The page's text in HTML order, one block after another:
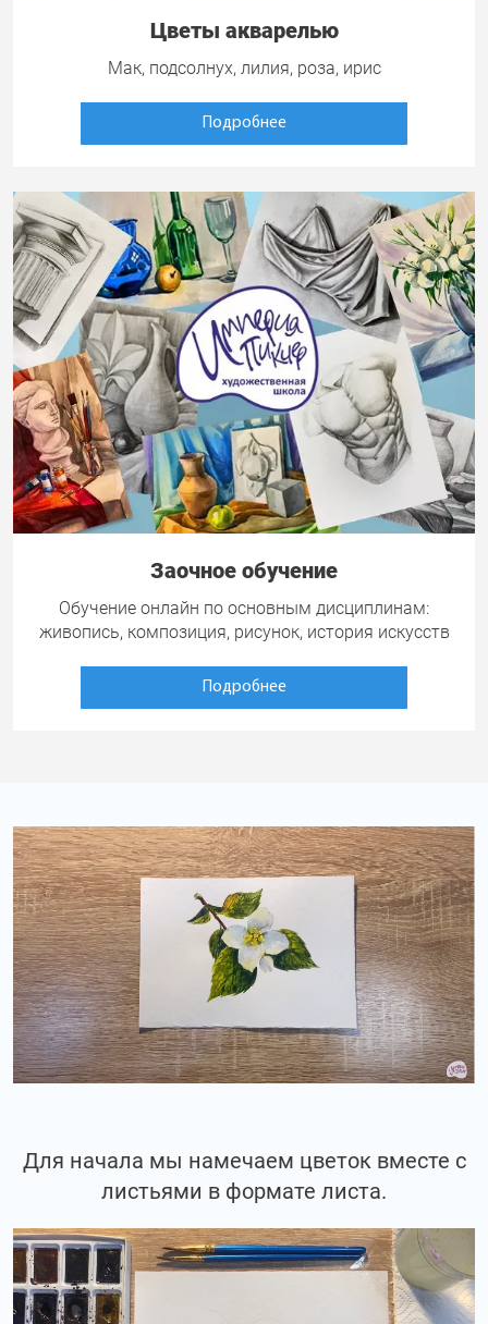
Цветы акварелью
Мак, подсолнух, лилия, роза, ирис
Подробнее
Заочное обучение
Обучение онлайн по основным дисциплинам:
живопись, композиция, рисунок, история искусств
Подробнее
Для начала мы намечаем цветок вместе с
листьями в формате листа.